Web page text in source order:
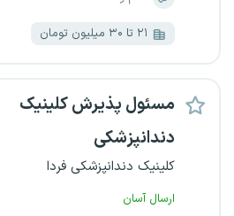
۲۱ تا ۳۰ میلیون تومان
مسئول پذیرش کلینیک
دندانپزشکی
کلینیک دندانپزشکی فردا
ارسال آسان